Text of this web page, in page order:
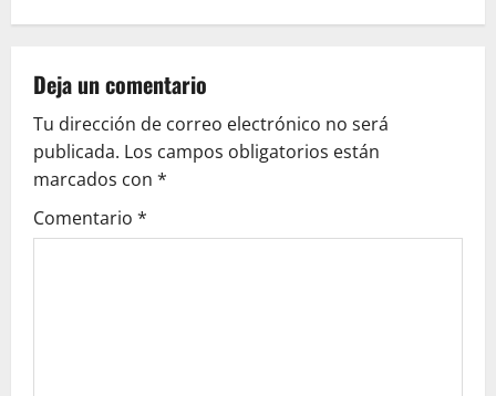
v
i
g
a
Deja un comentario
Tu dirección de correo electrónico no será
publicada. Los campos obligatorios están
marcados con *
Comentario *